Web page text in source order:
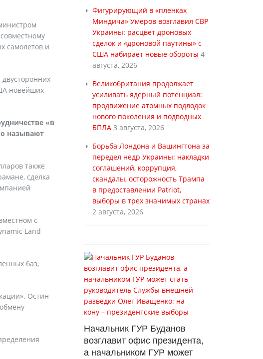
самолетов и
новейших
«в
называют
также
сделка
с
Land
баз,
Остин
Фигурирующий в «пленках
Миндича» Умеров возглавил СВР
Украины: расцвет дроновых
сделок и «дроновой паутины» с
США набирает новые обороты 4
августа, 2026
Великобритания продолжает
усиливать ядерный потенциал:
продвижение атомных подлодок
нового поколения и подводных
БПЛА 3 августа, 2026
Борьба Лондона и Вашингтона за
передел недр Украины: накладки
соглашений, коррупция,
скандалы, осторожность Трампа
в предоставлении Patriot,
выборы в трех значимых странах
2 августа, 2026
Начальник ГУР Буданов
возглавит офис президента,
а начальником ГУР может